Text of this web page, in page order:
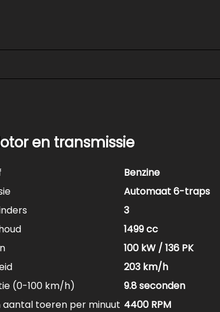
garantiepakketten.
contact op. Een aankoopkeuring is geen
avond en in het weekend.
en transmissie
Benzine
Automaat 6-traps
3
1499 cc
100 kW / 136 PK
203 km/h
(0-100 km/h)
9.8 seconden
aantal toeren per minuut 4400 RPM